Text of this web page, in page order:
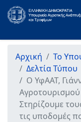
Αρχική Το
Δελτία Τύπου
Ο ΥφΑΑΤ,
Στηρίζουμε
τις υποδομές